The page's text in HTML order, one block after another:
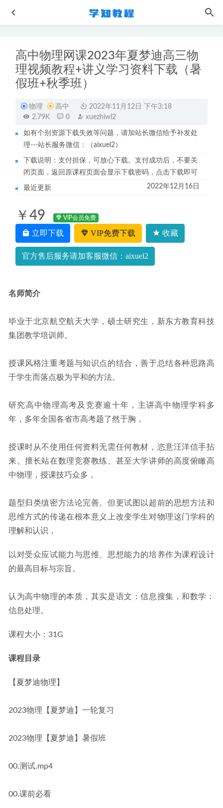
高中物理网课2023年夏梦迪高三物
理视频教程+讲义学习资料下载（暑
假班+秋季班）
物理 高中
2022年11月12日 下午3:18
2.79K
0 xuezhiwl2
如有个别资源下载失效等问题，请加站长微信给予补发处
理---站长服务微信：（aixuel2）
下载说明：支付担保，可放心下载。支付成功后，不要关
闭页面，返回原课程页面会显示下载密码，点击下载即可
最近更新 2022年12月16日
￥49 VIP会员免费
立即下载 VIP免费下载 收藏
官方售后服务请加客服微信：aixuel2
名师简介
毕业于北京航空航天大学，硕士研究生，新东方教育科技
集团教学培训师。
授课风格注重考题与知识点的结合，善于总结各种思路高
于学生而落点极为平和的方法。
研究高中物理高考及竞赛逾十年，主讲高中物理学科多
年，多年全国各省市高考题了然于胸，
授课时从不使用任何资料无需任何教材，恣意汪洋信手拈
来。擅长站在数理竞赛教练、甚至大学讲师的高度俯瞰高
中物理，授课技巧众多，
题型归类缜密方法论完善。但更试图以超前的思想方法和
思维方式的传递在根本意义上改变学生对物理这门学科的
理解和认识，
以对受众应试能力与思维、思想能力的培养作为课程设计
的最高目标与宗旨。
认为高中物理的本质，其实是语文：信息搜集，和数学：
信息处理。
课程大小：31G
课程目录
【夏梦迪物理】
2023物理【夏梦迪】一轮复习
2023物理【夏梦迪】暑假班
00.测试.mp4
00.课前必看
作业帮2023宋雨晴高一物理视频教程+讲义（暑假班+秋季
班） 2023-04-07
作业帮2022周峤矞高二政治全年班课程+课堂笔记+讲义
2023-07-17
复旦女神教师陈果幸福哲学课教程 2023-05-19
大学数学网课教程吉林大学陈殿友高等数学视频教程128讲
初中化学网课教程简单学习网荣顺杰初三化学中考视频教程
+讲义 2022-10-09